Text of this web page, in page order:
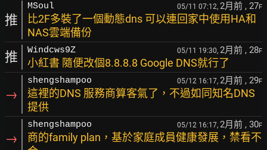
推
MSoul 05/11 07:12, 2月前 , 27F
比2F多裝了一個動態dns 可以連回家中使用HA和
NAS雲端備份
推 Windcws9Z 05/11 19:30, 2月前 , 28F
小紅書 隨便改個8.8.8.8 Google DNS就行了
→
shengshampoo 05/12 16:17, 2月前 , 29F
這裡的DNS 服務商算客氣了，不過如同知名DNS
提供
→
shengshampoo 05/12 16:17, 2月前 , 30F
商的family plan，基於家庭成員健康發展，禁看不